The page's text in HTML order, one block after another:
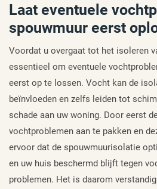
Laat eventuele
spouwmuur eerst
Voordat u overgaat tot het isoleren
essentieel om eventuele
eerst op te lossen. Vocht kan de
beïnvloeden en zelfs leiden tot
schade aan uw woning. Door eerst
vochtproblemen aan te pakken en
ervoor dat de spouwmuurisolatie
en uw huis beschermd blijft tegen
problemen. Het is daarom